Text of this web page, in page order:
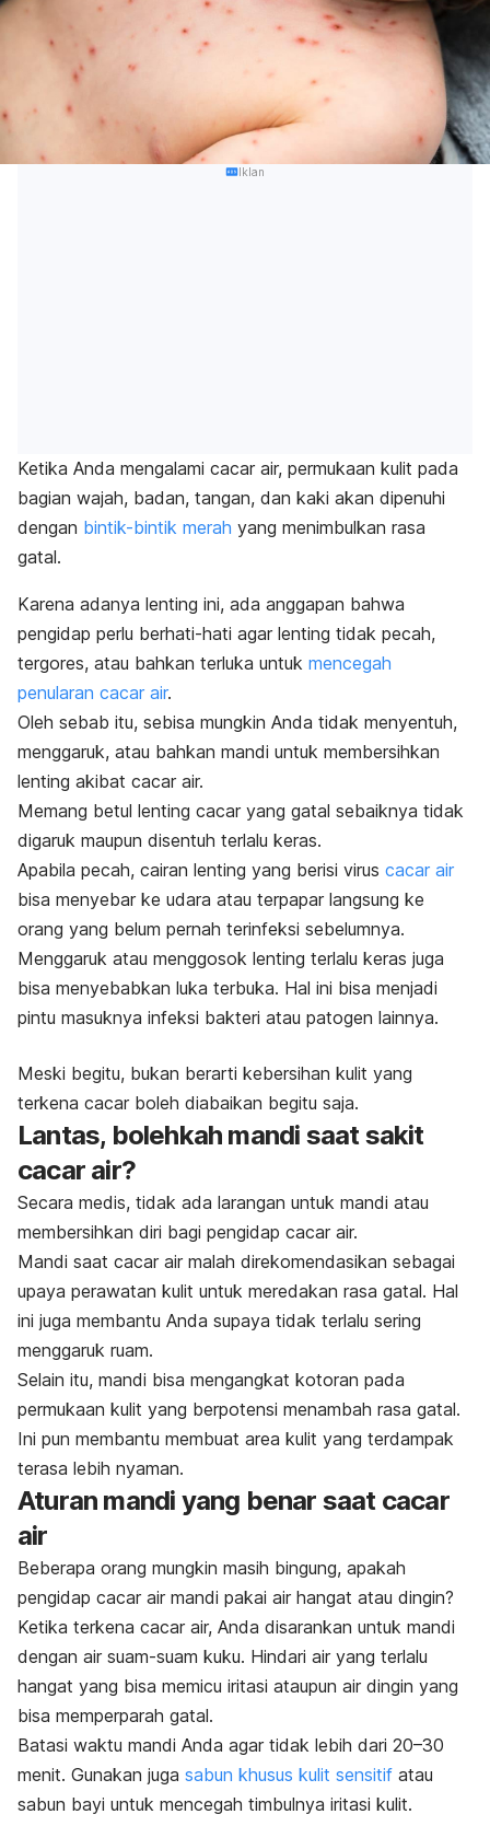
Iklan
Ketika Anda mengalami cacar air, permukaan kulit pada
bagian wajah, badan, tangan, dan kaki akan dipenuhi
dengan bintik-bintik merah yang menimbulkan rasa
gatal.
Karena adanya lenting ini, ada anggapan bahwa
pengidap perlu berhati-hati agar lenting tidak pecah,
tergores, atau bahkan terluka untuk mencegah
penularan cacar air.
Oleh sebab itu, sebisa mungkin Anda tidak menyentuh,
menggaruk, atau bahkan mandi untuk membersihkan
lenting akibat cacar air.
Memang betul lenting cacar yang gatal sebaiknya tidak
digaruk maupun disentuh terlalu keras.
Apabila pecah, cairan lenting yang berisi virus cacar air
bisa menyebar ke udara atau terpapar langsung ke
orang yang belum pernah terinfeksi sebelumnya.
Menggaruk atau menggosok lenting terlalu keras juga
bisa menyebabkan luka terbuka. Hal ini bisa menjadi
pintu masuknya infeksi bakteri atau patogen lainnya.
Meski begitu, bukan berarti kebersihan kulit yang
terkena cacar boleh diabaikan begitu saja.
Lantas, bolehkah mandi saat sakit
cacar air?
Secara medis, tidak ada larangan untuk mandi atau
membersihkan diri bagi pengidap cacar air.
Mandi saat cacar air malah direkomendasikan sebagai
upaya perawatan kulit untuk meredakan rasa gatal. Hal
ini juga membantu Anda supaya tidak terlalu sering
menggaruk ruam.
Selain itu, mandi bisa mengangkat kotoran pada
permukaan kulit yang berpotensi menambah rasa gatal.
Ini pun membantu membuat area kulit yang terdampak
terasa lebih nyaman.
Aturan mandi yang benar saat cacar
air
Beberapa orang mungkin masih bingung, apakah
pengidap cacar air mandi pakai air hangat atau dingin?
Ketika terkena cacar air, Anda disarankan untuk mandi
dengan air suam-suam kuku. Hindari air yang terlalu
hangat yang bisa memicu iritasi ataupun air dingin yang
bisa memperparah gatal.
Batasi waktu mandi Anda agar tidak lebih dari 20–30
menit. Gunakan juga sabun khusus kulit sensitif atau
sabun bayi untuk mencegah timbulnya iritasi kulit.